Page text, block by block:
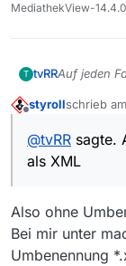
MediathekView-
T tvRRAuf jeden
styrollschrieb am
zuletzt
@tvRR sagte.
als XML
Also ohne
Bei mir unter
Umbenennung